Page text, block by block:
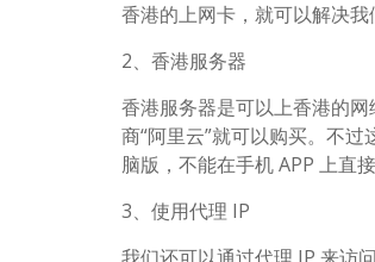
香港的上网卡，就可以解决
2、香港服务器
香港服务器是可以上香港的
商“阿里云”就可以购买。不
脑版，不能在手机 APP 上直
3、使用代理 IP